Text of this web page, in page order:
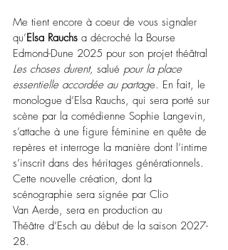
Me tient encore à coeur de vous signaler
qu’Elsa Rauchs a décroché la Bourse
Edmond-Dune 2025 pour son projet théâtral
Les choses durent, salué pour la place
essentielle accordée au partage. En fait, le
monologue d’Elsa Rauchs, qui sera porté sur
scène par la comédienne Sophie Langevin,
s’attache à une figure féminine en quête de
repères et interroge la manière dont l’intime
s’inscrit dans des héritages générationnels.
Cette nouvelle création, dont la
scénographie sera signée par Clio
Van Aerde, sera en production au
Théâtre d’Esch au début de la saison 2027-
28.